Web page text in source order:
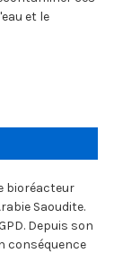
et le
bioréacteur
Saoudite.
Depuis son
conséquence